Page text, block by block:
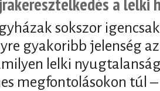
sokszor
gyakoribb jelenség
lelki
megfontolásokon túl